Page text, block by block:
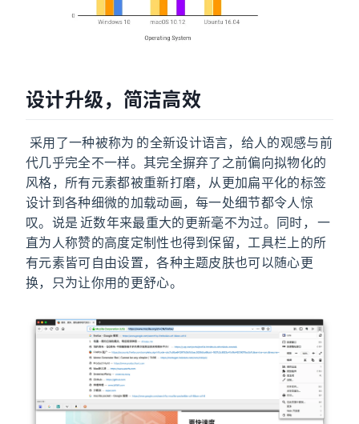
设计升级，简洁高效
Firefox Quantum 采用了一种被称为 Photon 的全新设计语言，给人的观感与前
代几乎完全不一样。其完全摒弃了之前偏向拟物化的
风格，所有元素都被重新打磨，从更加扁平化的标签
设计到各种细微的加载动画，每一处细节都令人惊
叹。说是 Firefox 近数年来最重大的更新毫不为过。同时，Firefox 一
直为人称赞的高度定制性也得到保留，工具栏上的所
有元素皆可自由设置，各种主题皮肤也可以随心更
换，只为让你用的更舒心。